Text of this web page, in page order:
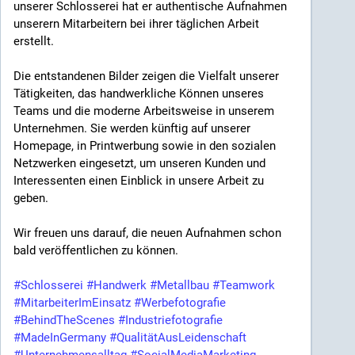
für die Zukunft unseres Unternehmens und des
Handwerks insgesamt ist.
Quelle: Fotos von der Kreishandwerkerschaft
Coesfeld
#StegemannMaschinenbau #AusbildungMitZukunft
#Maschinenbau #Handwerk #Fachkräftenachwuchs
#KarriereImHandwerk #TeamStegemann
#Westmünsterland
unserer Schlosserei hat er authentische Aufnahmen
unserern Mitarbeitern bei ihrer täglichen Arbeit
erstellt.
Die entstandenen Bilder zeigen die Vielfalt unserer
Tätigkeiten, das handwerkliche Können unseres
Teams und die moderne Arbeitsweise in unserem
Unternehmen. Sie werden künftig auf unserer
Homepage, in Printwerbung sowie in den sozialen
Netzwerken eingesetzt, um unseren Kunden und
Interessenten einen Einblick in unsere Arbeit zu
geben.
Wir freuen uns darauf, die neuen Aufnahmen schon
bald veröffentlichen zu können.
#Schlosserei #Handwerk #Metallbau #Teamwork
#MitarbeiterImEinsatz #Werbefotografie
#BehindTheScenes #Industriefotografie
#MadeInGermany #QualitätAusLeidenschaft